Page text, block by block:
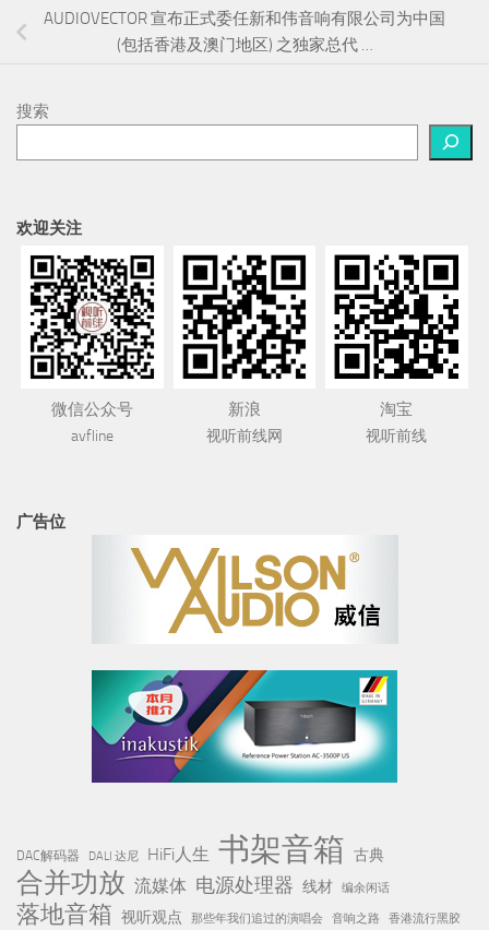
AUDIOVECTOR 宣布正式委任新和伟音响有限公司为中国
(包括香港及澳门地区) 之独家总代 …
搜索
欢迎关注
微信公众号
avfline
新浪
视听前线网
淘宝
视听前线
广告位
DAC解码器 DALI 达尼 HiFi人生 书架音箱 古典
合并功放 流媒体 电源处理器 线材 编余闲话
落地音箱 视听观点 那些年我们追过的演唱会 音响之路 香港流行黑胶